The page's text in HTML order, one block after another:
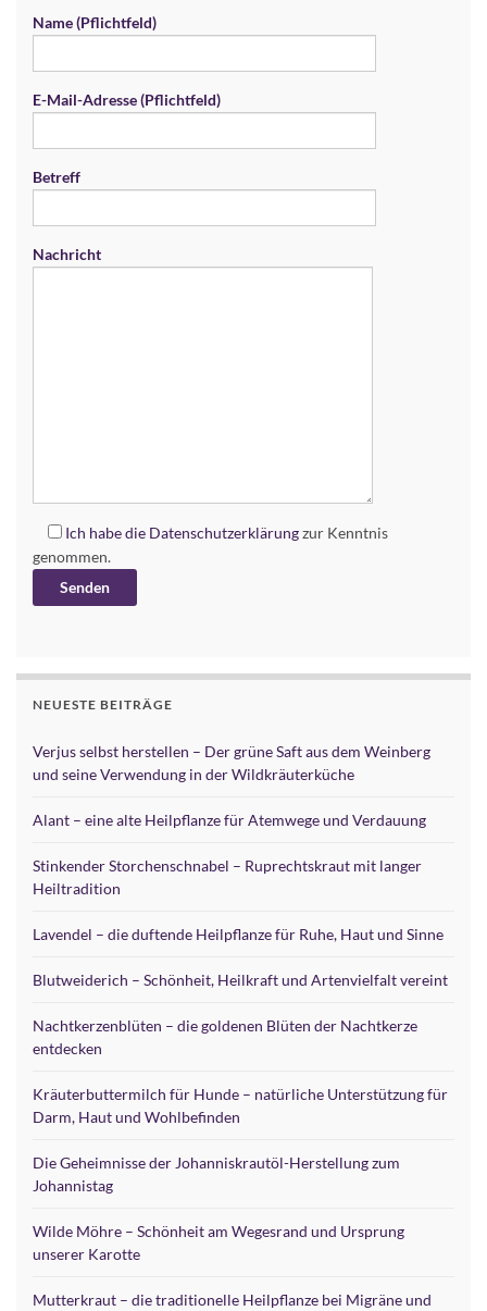
Name (Pflichtfeld)
E-Mail-Adresse (Pflichtfeld)
Betreff
Nachricht
Ich habe die Datenschutzerklärungzur Kenntnis
genommen.
NEUESTE BEITRÄGE
Verjus selbst herstellen – Der grüne Saft aus dem Weinberg
und seine Verwendung in der Wildkräuterküche
Alant – eine alte Heilpflanze für Atemwege und Verdauung
Stinkender Storchenschnabel – Ruprechtskraut mit langer
Heiltradition
Lavendel – die duftende Heilpflanze für Ruhe, Haut und Sinne
Blutweiderich – Schönheit, Heilkraft und Artenvielfalt vereint
Nachtkerzenblüten – die goldenen Blüten der Nachtkerze
entdecken
Kräuterbuttermilch für Hunde – natürliche Unterstützung für
Darm, Haut und Wohlbefinden
Die Geheimnisse der Johanniskrautöl-Herstellung zum
Johannistag
Wilde Möhre – Schönheit am Wegesrand und Ursprung
unserer Karotte
Mutterkraut – die traditionelle Heilpflanze bei Migräne und